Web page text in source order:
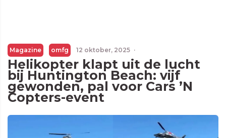
Magazine omfg 12 oktober, 2025 ·
Helikopter klapt uit de lucht
bij Huntington Beach: vijf
gewonden, pal voor Cars ’N
Copters-event